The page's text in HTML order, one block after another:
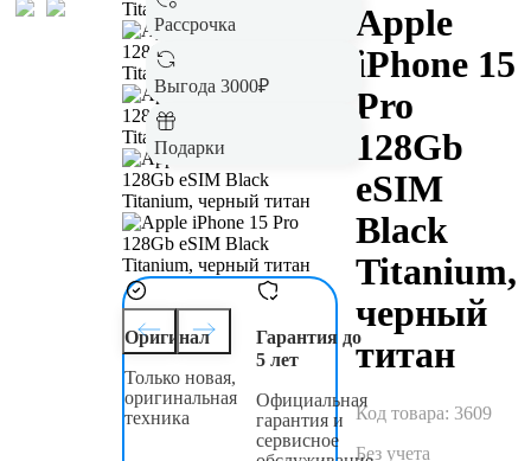
Рассрочка
Выгода 3000₽
Подарки
Оригинал
Только новая,
оригинальная
техника
Гарантия до
5 лет
Официальная
гарантия и
сервисное
Apple
iPhone 15
Pro
128Gb
eSIM
Black
Titanium,
черный
титан
Код товара: 3609
Без учета